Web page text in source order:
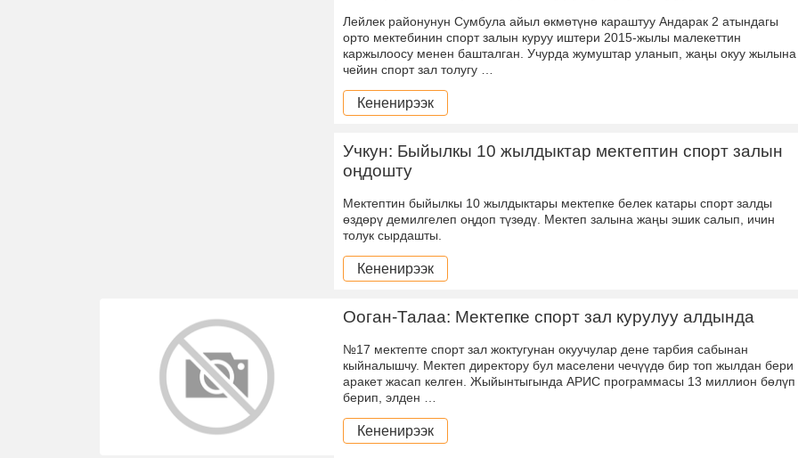
Лейлек районунун Сумбула айыл өкмөтүнө караштуу Андарак 2 атындагы
орто мектебинин спорт залын куруу иштери 2015-жылы малекеттин
каржылоосу менен башталган. Учурда жумуштар уланып, жаңы окуу жылына
чейин спорт зал толугу …
Кененирээк
Учкун: Быйылкы 10 жылдыктар мектептин спорт залын
оңдошту
Мектептин быйылкы 10 жылдыктары мектепке белек катары спорт залды
өздөрү демилгелеп оңдоп түзөдү. Мектеп залына жаңы эшик салып, ичин
толук сырдашты.
Кененирээк
Ооган-Талаа: Мектепке спорт зал курулуу алдында
№17 мектепте спорт зал жоктугунан окуучулар дене тарбия сабынан
кыйналышчу. Мектеп директору бул маселени чечүүдө бир топ жылдан бери
аракет жасап келген. Жыйынтыгында АРИС программасы 13 миллион бөлүп
берип, элден …
Кененирээк